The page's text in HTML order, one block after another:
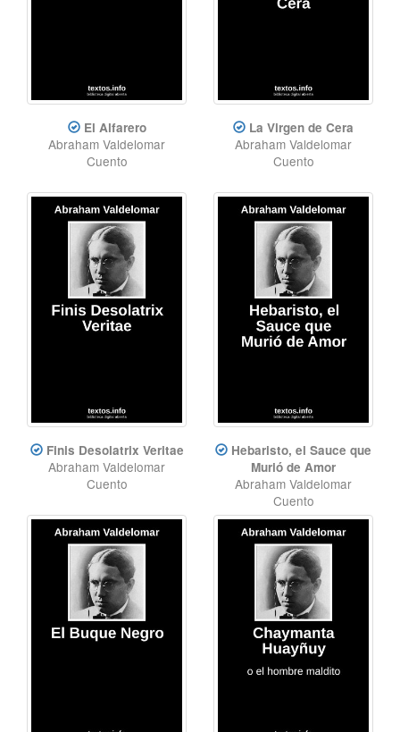
El Alfarero
Abraham Valdelomar
Cuento
La Virgen de Cera
Abraham Valdelomar
Cuento
Finis Desolatrix Veritae
Abraham Valdelomar
Cuento
Hebaristo, el Sauce que
Murió de Amor
Abraham Valdelomar
Cuento